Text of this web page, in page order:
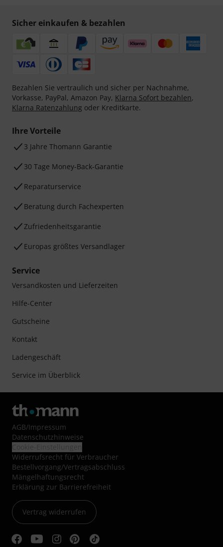
Sicher einkaufen & bezahlen
Bezahlen Sie vertraulich und sicher per Nachnahme,
Vorkasse, PayPal, Amazon Pay, Klarna Sofort bezahlen,
Klarna Ratenzahlung oder Kreditkarte.
Ihre Vorteile
3 Jahre Thomann Garantie
30 Tage Money-Back-Garantie
Reparaturservice
Beratung durch Fachexperten
Zufriedenheitsgarantie
Europas größtes Versandlager
Service
Versandkosten und Lieferzeiten
Hilfe-Center
Gutscheine
Kontakt
Ladengeschäft
Service im Überblick
AGB/Impressum
Datenschutzhinweise
Widerrufsrecht für Verbraucher
Bestellvorgang/Vertragsabschluss
Mängelhaftungsrecht
Erklärung zur Barrierefreiheit
Vertrag widerrufen